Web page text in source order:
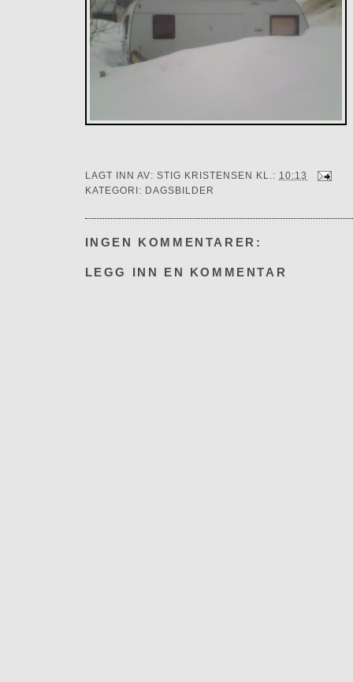
LAGT INN AV: STIG KRISTENSEN KL.: 10:13
KATEGORI: DAGSBILDER
INGEN KOMMENTARER:
LEGG INN EN KOMMENTAR